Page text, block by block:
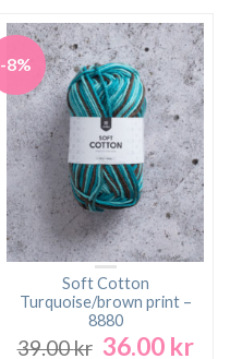
-8%
Soft Cotton
Turquoise/brown print –
8880
39.00kr Det
36.00 krDet